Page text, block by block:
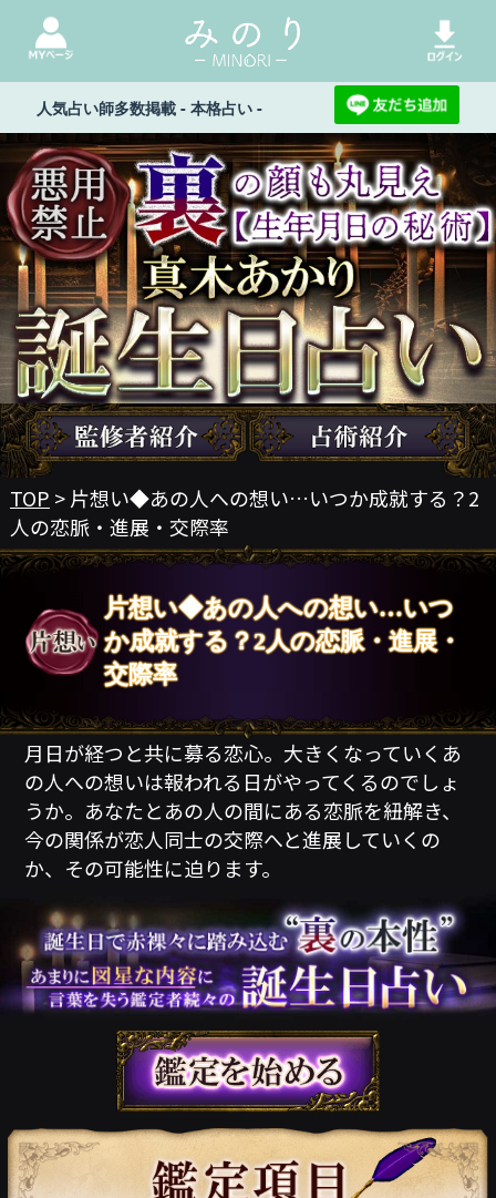
人気占い師多数掲載 - 本格占い -
TOP > 片想い◆あの人への想い…いつか成就する？2
人の恋脈・進展・交際率
片想い◆あの人への想い…いつ
か成就する？2人の恋脈・進展・
交際率
月日が経つと共に募る恋心。大きくなっていくあ
の人への想いは報われる日がやってくるのでしょ
うか。あなたとあの人の間にある恋脈を紐解き、
今の関係が恋人同士の交際へと進展していくの
か、その可能性に迫ります。